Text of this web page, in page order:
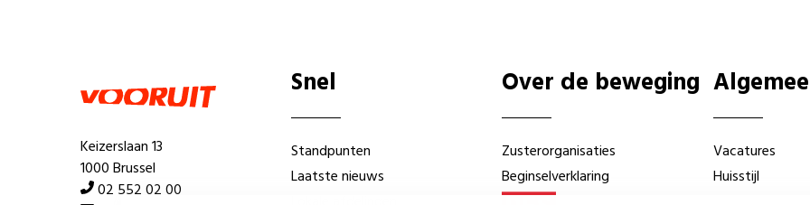
Keizerslaan 13
1000 Brussel
02 552 02 00
Snel
Standpunten
Laatste nieuws
Over de beweging
Zusterorganisaties
Beginselverklaring
Vacatures
Huisstijl